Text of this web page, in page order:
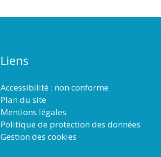
Liens
Accessibilité : non conforme
Plan du site
Mentions légales
Politique de protection des données
Gestion des cookies